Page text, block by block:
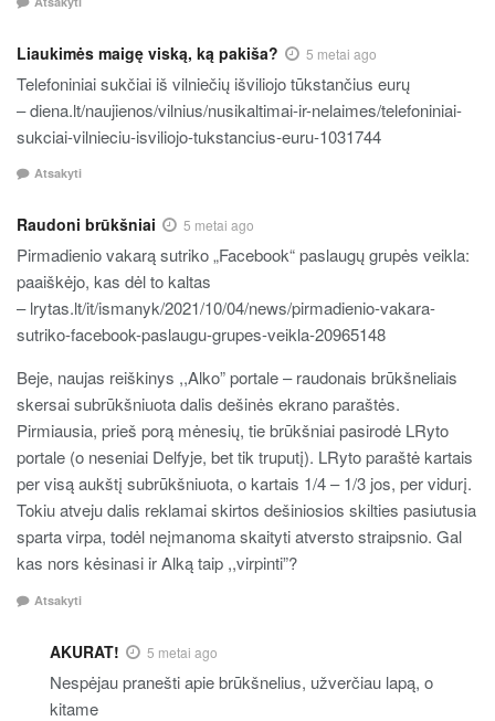
Liaukimės maigę viską, ką pakiša? 5 metai ago
Telefoniniai sukčiai iš vilniečių išviliojo tūkstančius eurų
– diena.lt/naujienos/vilnius/nusikaltimai-ir-nelaimes/telefoniniai-
sukciai-vilnieciu-isviliojo-tukstancius-euru-1031744
Atsakyti
Raudoni brūkšniai 5 metai ago
Pirmadienio vakarą sutriko „Facebook“ paslaugų grupės veikla:
paaiškėjo, kas dėl to kaltas
– lrytas.lt/it/ismanyk/2021/10/04/news/pirmadienio-vakara-
sutriko-facebook-paslaugu-grupes-veikla-20965148
Beje, naujas reiškinys ,,Alko” portale – raudonais brūkšneliais
skersai subrūkšniuota dalis dešinės ekrano paraštės.
Pirmiausia, prieš porą mėnesių, tie brūkšniai pasirodė LRyto
portale (o neseniai Delfyje, bet tik truputį). LRyto paraštė kartais
per visą aukštį subrūkšniuota, o kartais 1/4 – 1/3 jos, per vidurį.
Tokiu atveju dalis reklamai skirtos dešiniosios skilties pasiutusia
sparta virpa, todėl neįmanoma skaityti atversto straipsnio. Gal
kas nors kėsinasi ir Alką taip ,,virpinti”?
Atsakyti
AKURAT! 5 metai ago
Nespėjau pranešti apie brūkšnelius, užverčiau lapą, o
kitame